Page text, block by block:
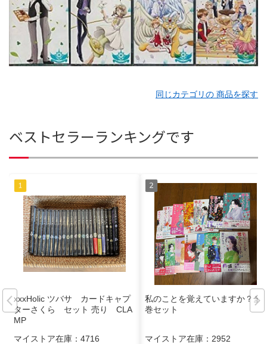
同じカテゴリの 商品を探す
ベストセラーランキングです
xxxHolic ツバサ カードキャプ
ターさくら セット 売り CLA
MP
マイストア在庫： 4716
私のことを覚えていますか？全
巻セット
マイストア在庫： 2952